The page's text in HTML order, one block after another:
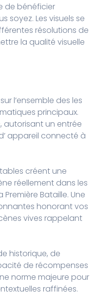
de bénéficier
soyez. Les visuels se
résolutions de
la qualité visuelle
l’ensemble des les
principaux.
autorisant un entrée
appareil connecté à
créent une
réellement dans les
Bataille. Une
honorant vos
vives rappelant
historique, de
de récompenses
norme majeure pour
raffinées.